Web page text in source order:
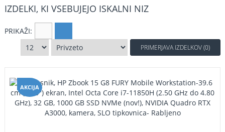
IZDELKI, KI VSEBUJEJO ISKALNI NIZ
PRIKAŽI:
PRIMERJAVA IZDELKOV (0)
AKCIJA